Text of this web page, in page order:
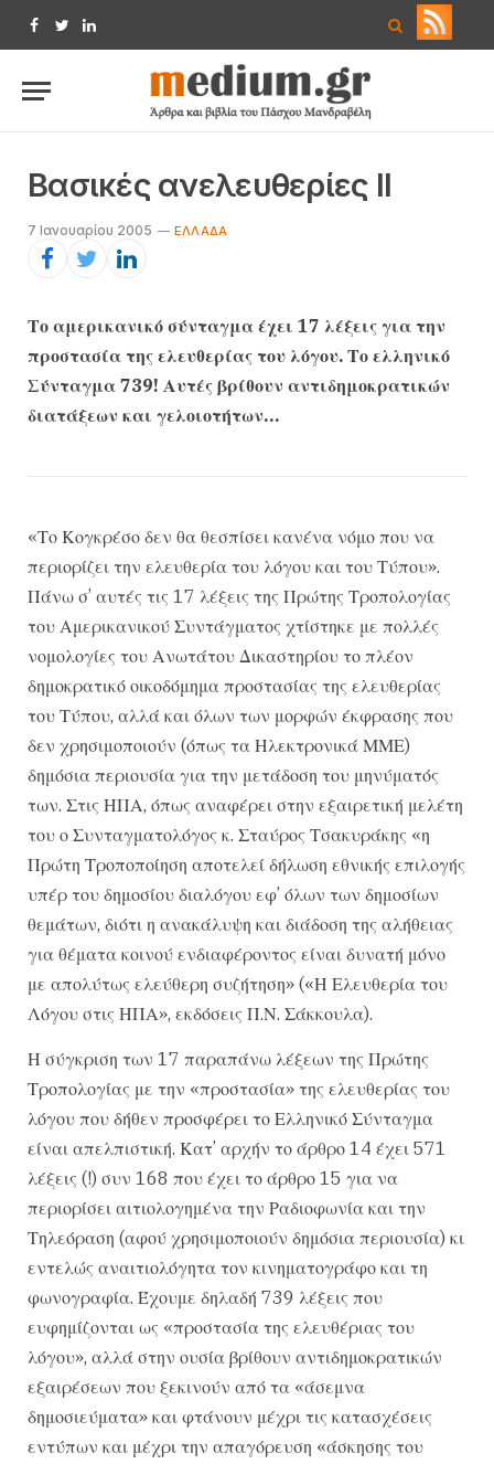
Facebook
TwitterLinkedIn
Βασικές ανελευθερίες II
7 Ιανουαρίου 2005 EΛΛΆΔΑ
Το αμερικανικό σύνταγμα έχει 17 λέξεις για την
προστασία της ελευθερίας του λόγου. Το ελληνικό
Σύνταγμα 739! Αυτές βρίθουν αντιδημοκρατικών
διατάξεων και γελοιοτήτων…
«Το Κογκρέσο δεν θα θεσπίσει κανένα νόμο που να
περιορίζει την ελευθερία του λόγου και του Τύπου».
Πάνω σ’ αυτές τις 17 λέξεις της Πρώτης Τροπολογίας
του Αμερικανικού Συντάγματος χτίστηκε με πολλές
νομολογίες του Ανωτάτου Δικαστηρίου το πλέον
δημοκρατικό οικοδόμημα προστασίας της ελευθερίας
του Τύπου, αλλά και όλων των μορφών έκφρασης που
δεν χρησιμοποιούν (όπως τα Ηλεκτρονικά ΜΜΕ)
δημόσια περιουσία για την μετάδοση του μηνύματός
των. Στις ΗΠΑ, όπως αναφέρει στην εξαιρετική μελέτη
του ο Συνταγματολόγος κ. Σταύρος Τσακυράκης «η
Πρώτη Τροποποίηση αποτελεί δήλωση εθνικής επιλογής
υπέρ του δημοσίου διαλόγου εφ’ όλων των δημοσίων
θεμάτων, διότι η ανακάλυψη και διάδοση της αλήθειας
για θέματα κοινού ενδιαφέροντος είναι δυνατή μόνο
με απολύτως ελεύθερη συζήτηση» («Η Ελευθερία του
Λόγου στις ΗΠΑ», εκδόσεις Π.Ν. Σάκκουλα).
Η σύγκριση των 17 παραπάνω λέξεων της Πρώτης
Τροπολογίας με την «προστασία» της ελευθερίας του
λόγου που δήθεν προσφέρει το Ελληνικό Σύνταγμα
είναι απελπιστική. Κατ’ αρχήν το άρθρο 14 έχει 571
λέξεις (!) συν 168 που έχει το άρθρο 15 για να
περιορίσει αιτιολογημένα την Ραδιοφωνία και την
Τηλεόραση (αφού χρησιμοποιούν δημόσια περιουσία) κι
εντελώς αναιτιολόγητα τον κινηματογράφο και τη
φωνογραφία. Έχουμε δηλαδή 739 λέξεις που
ευφημίζονται ως «προστασία της ελευθέριας του
λόγου», αλλά στην ουσία βρίθουν αντιδημοκρατικών
εξαιρέσεων που ξεκινούν από τα «άσεμνα
δημοσιεύματα» και φτάνουν μέχρι τις κατασχέσεις
εντύπων και μέχρι την απαγόρευση «άσκησης του